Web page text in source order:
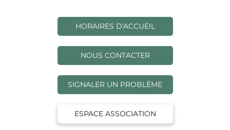
HORAIRES D'ACCUEIL
NOUS CONTACTER
SIGNALER UN PROBLÈME
ESPACE ASSOCIATION